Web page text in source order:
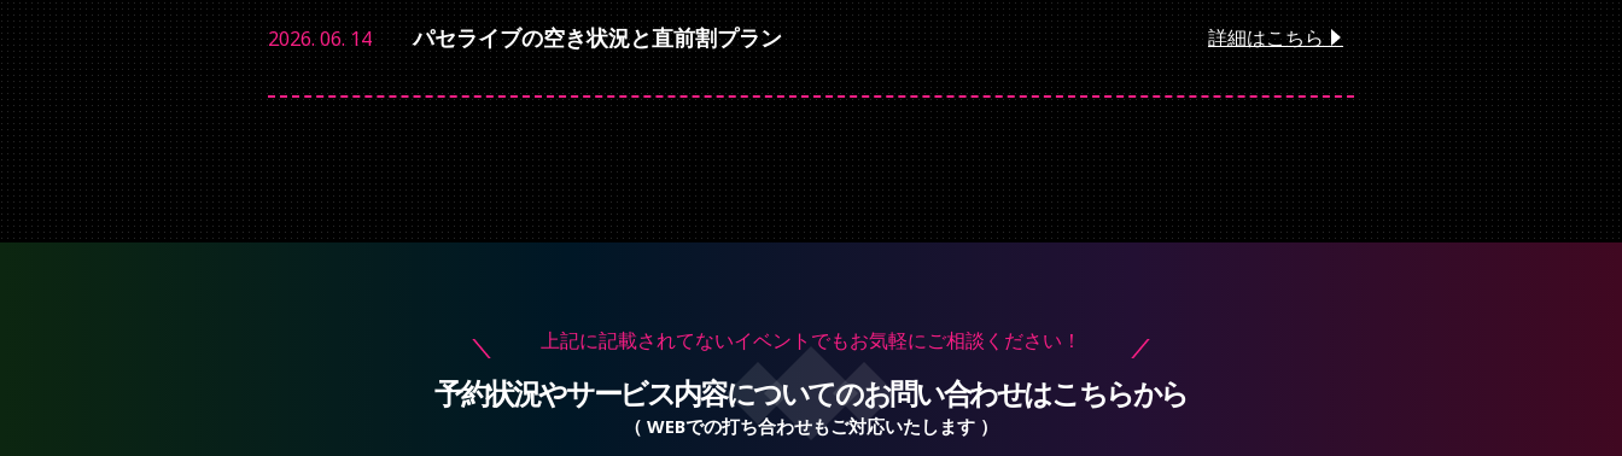
2026. 06. 14 パセライブの空き状況と直前割プラン 詳細はこちら
上記に記載されてないイベントでもお気軽にご相談ください！
予約状況やサービス内容についてのお問い合わせはこちらから
（ WEBでの打ち合わせもご対応いたします ）